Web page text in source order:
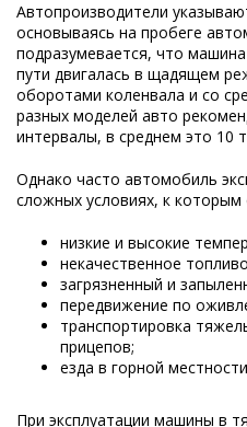
Автопроизводители
основываясь на пробеге
подразумевается, что
пути двигалась в щадящем
оборотами коленвала и со
разных моделей авто
интервалы, в среднем это 10
Однако часто автомобиль
сложных условиях, к которым
низкие и высокие
некачественное
загрязненный и
передвижение по
транспортировка
прицепов;
езда в горной
При эксплуатации машины в